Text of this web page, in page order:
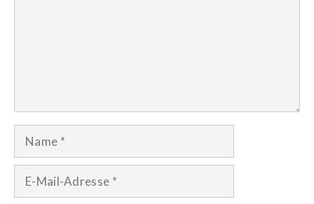
Name